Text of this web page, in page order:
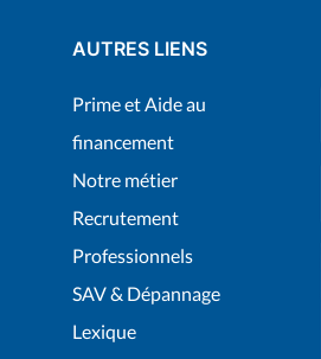
AUTRES LIENS
Prime et Aide au
financement
Notre métier
Recrutement
Professionnels
SAV & Dépannage
Lexique